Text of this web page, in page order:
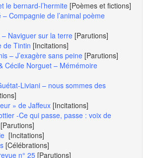
le bernard-l’hermite [Poèmes et fictions]
Compagnie de l’animal poème
Naviguer sur la terre [Parutions]
de Tintin [Incitations]
– J’exagère sans peine [Parutions]
Cécile Norguet – Mémémoire
Liviani – nous sommes des
» de Jaffeux [Incitations]
-Ce qui passe, passe : voix de
[Parutions]
[Incitations]
[Célébrations]
n° 25 [Parutions]